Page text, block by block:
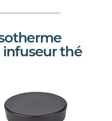
thé